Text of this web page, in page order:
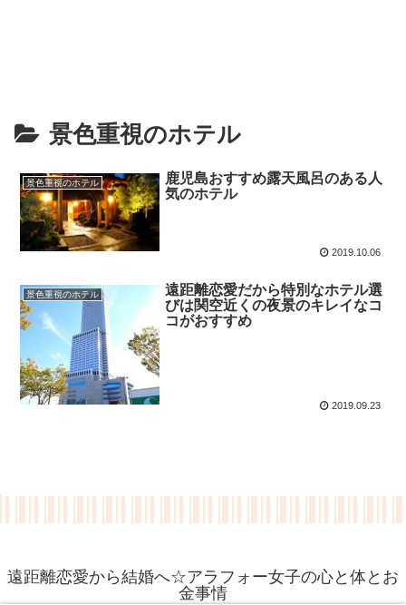
景色重視のホテル
景色重視のホテル
鹿児島おすすめ露天風呂のある人
気のホテル
2019.10.06
景色重視のホテル
遠距離恋愛だから特別なホテル選
びは関空近くの夜景のキレイなコ
コがおすすめ
2019.09.23
遠距離恋愛から結婚へ☆アラフォー女子の心と体とお
金事情